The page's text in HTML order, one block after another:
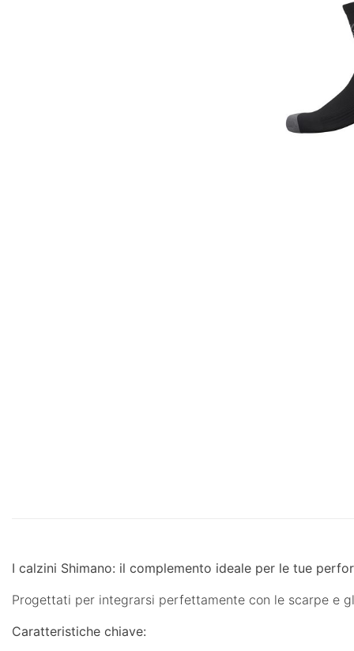
I calzini Shimano: il complemento ideale per le tue
Progettati per integrarsi perfettamente con le scarpe e
Caratteristiche chiave: